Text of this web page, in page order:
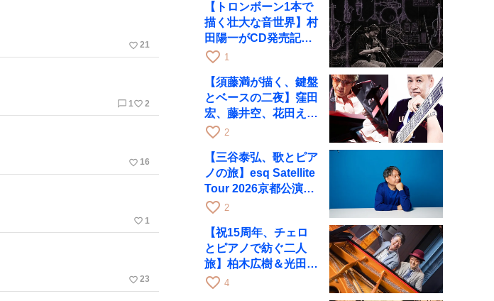
favorite_border 21
chat_bubble_outline 1 favorite_border 2
favorite_border 16
favorite_border 1
favorite_border 23
【トロンボーン1本で
描く壮大な音世界】村
田陽一がCD発売記念
ツアーで9月4日に京
favorite_border 1
【須藤満が描く、鍵盤
とベースの二夜】窪田
宏、藤井空、花田えみ
と京都RAGで共演
favorite_border 2
【三谷泰弘、歌とピア
ノの旅】esq Satellite
Tour 2026京都公演を
10月に開催
favorite_border 2
【祝15周年、チェロ
とピアノで紡ぐ二人
旅】柏木広樹＆光田健
一が11月12日に京都
favorite_border 4